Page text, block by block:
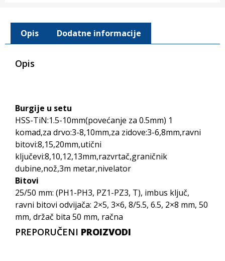
Opis Dodatne informacije
Opis
Burgije u setu
HSS-TiN:1.5-10mm(povećanje za 0.5mm) 1
komad,za drvo:3-8,10mm,za zidove:3-6,8mm,ravni
bitovi:8,15,20mm,utični
ključevi:8,10,12,13mm,razvrtač,graničnik
dubine,nož,3m metar,nivelator
Bitovi
25/50 mm: (PH1-PH3, PZ1-PZ3, T), imbus ključ,
ravni bitovi odvijača: 2×5, 3×6, 8/5.5, 6.5, 2×8 mm, 50
mm, držač bita 50 mm, račna
PREPORUČENI PROIZVODI